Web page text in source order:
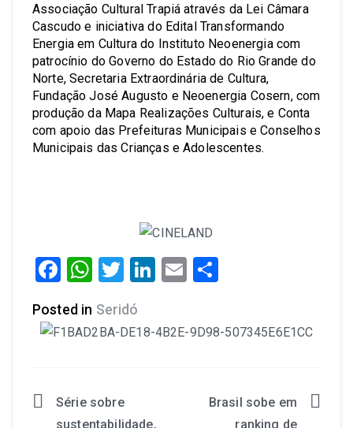
Associação Cultural Trapiá através da Lei Câmara
Cascudo e iniciativa do Edital Transformando
Energia em Cultura do Instituto Neoenergia com
patrocínio do Governo do Estado do Rio Grande do
Norte, Secretaria Extraordinária de Cultura,
Fundação José Augusto e Neoenergia Cosern, com
produção da Mapa Realizações Culturais, e Conta
com apoio das Prefeituras Municipais e Conselhos
Municipais das Crianças e Adolescentes.
Facebook
WhatsApp
Twitter
LinkedIn
Email
Posted in Seridó
Série sobre
sustentabilidade,
Brasil sobe em
ranking de